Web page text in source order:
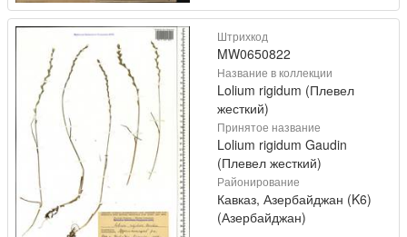
Штрихкод
MW0650822
Название в коллекции
Lolium rigidum (Плевел
жесткий)
Принятое название
Lolium rigidum Gaudin
(Плевел жесткий)
Районирование
Кавказ, Азербайджан (K6)
(Азербайджан)